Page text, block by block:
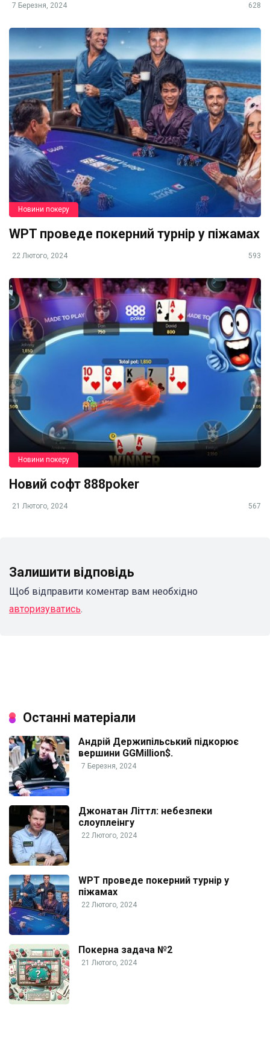
7 Березня, 2024 628
Новини покеру
WPT проведе покерний турнір у піжамах
22 Лютого, 2024 593
Новини покеру
Новий софт 888poker
21 Лютого, 2024 567
Залишити відповідь
Щоб відправити коментар вам необхідно
авторизуватись.
Останні матеріали
Андрій Держипільський підкорює
вершини GGMillion$.
7 Березня, 2024
Джонатан Літтл: небезпеки
слоуплеінгу
22 Лютого, 2024
WPT проведе покерний турнір у
піжамах
22 Лютого, 2024
Покерна задача №2
21 Лютого, 2024